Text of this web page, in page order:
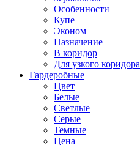
Особенности
Купе
Эконом
Назначение
В коридор
Для узкого коридора
Гардеробные
Цвет
Белые
Светлые
Серые
Темные
Цена